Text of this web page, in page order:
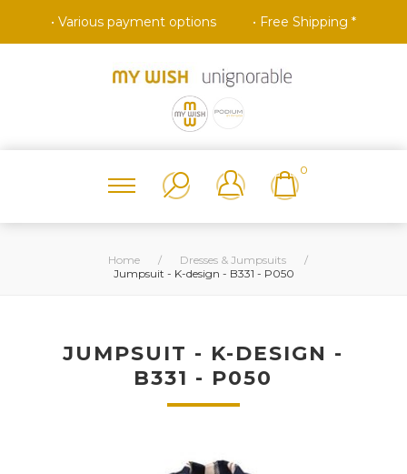
• Various payment options • Free Shipping *
0
Home / Dresses & Jumpsuits
/
Jumpsuit - K-design - B331 - P050
JUMPSUIT - K-DESIGN -
B331 - P050